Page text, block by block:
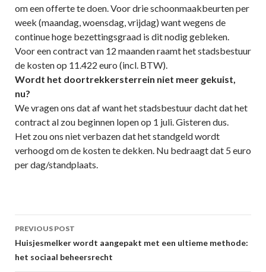
om een offerte te doen. Voor drie schoonmaakbeurten per
week (maandag, woensdag, vrijdag) want wegens de
continue hoge bezettingsgraad is dit nodig gebleken.
Voor een contract van 12 maanden raamt het stadsbestuur
de kosten op 11.422 euro (incl. BTW).
Wordt het doortrekkersterrein niet meer gekuist,
nu?
We vragen ons dat af want het stadsbestuur dacht dat het
contract al zou beginnen lopen op 1 juli. Gisteren dus.
Het zou ons niet verbazen dat het standgeld wordt
verhoogd om de kosten te dekken. Nu bedraagt dat 5 euro
per dag/standplaats.
Post
navigation
PREVIOUS POST
Huisjesmelker wordt aangepakt met een ultieme methode:
het sociaal beheersrecht